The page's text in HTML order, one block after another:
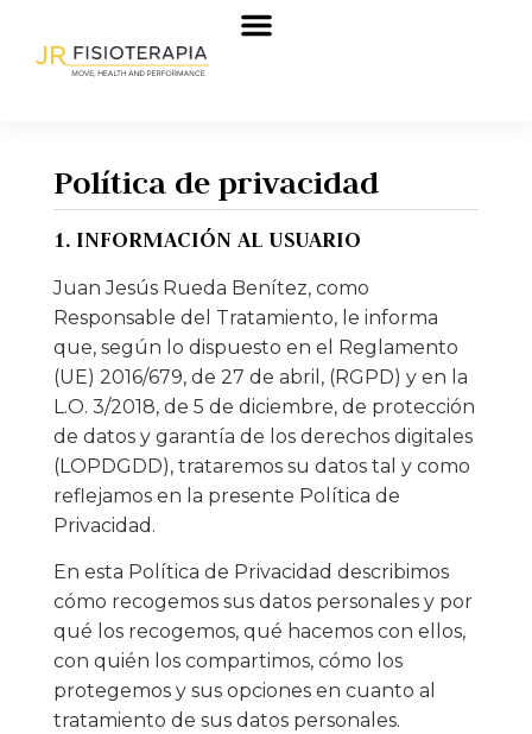
Política de privacidad
1. INFORMACIÓN AL USUARIO
Juan Jesús Rueda Benítez, como
Responsable del Tratamiento, le informa
que, según lo dispuesto en el Reglamento
(UE) 2016/679, de 27 de abril, (RGPD) y en la
L.O. 3/2018, de 5 de diciembre, de protección
de datos y garantía de los derechos digitales
(LOPDGDD), trataremos su datos tal y como
reflejamos en la presente Política de
Privacidad.
En esta Política de Privacidad describimos
cómo recogemos sus datos personales y por
qué los recogemos, qué hacemos con ellos,
con quién los compartimos, cómo los
protegemos y sus opciones en cuanto al
tratamiento de sus datos personales.